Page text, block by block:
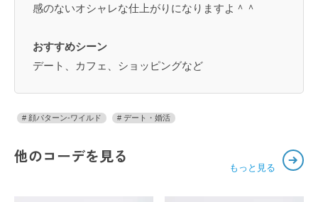
感のないオシャレな仕上がりになりますよ＾＾
おすすめシーン
デート、カフェ、ショッピングなど
顔パターン-ワイルド デート・婚活
他のコーデを見る
もっと見る